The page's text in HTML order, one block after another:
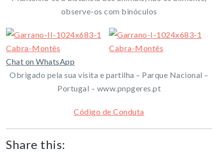
observe-os com binóculos
Chat on WhatsApp
Obrigado pela sua visita e partilha – Parque Nacional –
Portugal – www.pnpgeres.pt
Código de Conduta
Share this: